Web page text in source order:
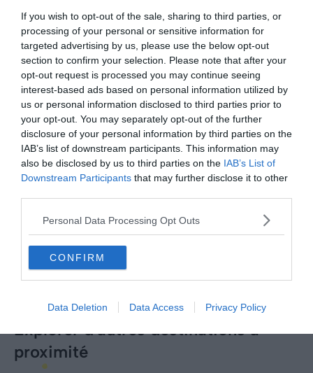
If you wish to opt-out of the sale, sharing to third parties, or
processing of your personal or sensitive information for
targeted advertising by us, please use the below opt-out
section to confirm your selection. Please note that after your
opt-out request is processed you may continue seeing
interest-based ads based on personal information utilized by
us or personal information disclosed to third parties prior to
your opt-out. You may separately opt-out of the further
disclosure of your personal information by third parties on the
IAB’s list of downstream participants. This information may
also be disclosed by us to third parties on the IAB’s List of
Downstream Participants that may further disclose it to other
Personal Data Processing Opt Outs
CONFIRM
Data Deletion Data Access Privacy Policy
choses incontournables à faire
Pour aller plus loin
Hébergements
Hôtels
Les 4 meilleurs hôtels où loger à
Guadalajara
Le 11 décembre 2025
Par Gaëlle D'Angeli
Le 25
Explorer d'autres destinations à
proximité